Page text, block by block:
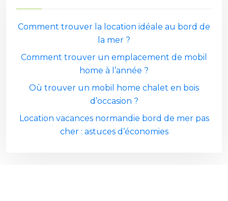
Comment trouver la location idéale au bord de
la mer ?
Comment trouver un emplacement de mobil
home à l’année ?
Où trouver un mobil home chalet en bois
d’occasion ?
Location vacances normandie bord de mer pas
cher : astuces d’économies